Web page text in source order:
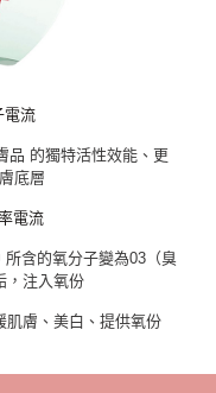
電流
品 的獨特活性效能、更
底層
電流
含的氧分子變為03（臭
，注入氧份
肌膚、美白、提供氧份